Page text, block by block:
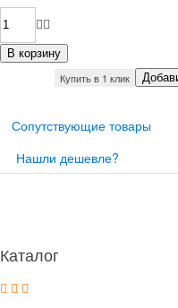
Купить в 1 клик
Сопутствующие товары
Нашли дешевле?
Каталог